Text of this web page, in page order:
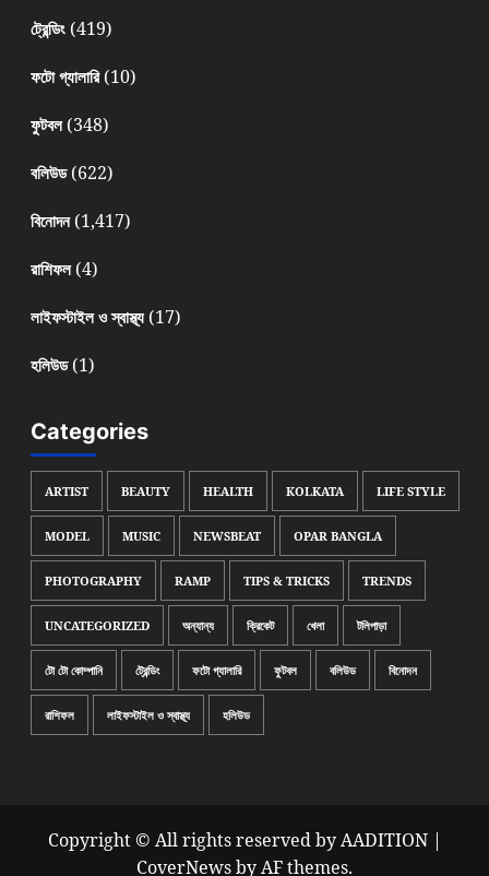
ট্রেন্ডিং(419)
ফটো গ্যালারি(10)
ফুটবল(348)
বলিউড(622)
বিনোদন(1,417)
রাশিফল(4)
লাইফস্টাইল ও স্বাস্থ্য(17)
হলিউড(1)
Categories
ARTIST BEAUTY HEALTH KOLKATA LIFE STYLE
MODEL MUSIC NEWSBEAT OPAR BANGLA
PHOTOGRAPHY RAMP TIPS & TRICKS TRENDS
UNCATEGORIZED অন্যান্য ক্রিকেট খেলা টলিপাড়া
টো টো কোম্পানি ট্রেন্ডিং ফটো গ্যালারি ফুটবল বলিউড বিনোদন
রাশিফল লাইফস্টাইল ও স্বাস্থ্য হলিউড
Copyright © All rights reserved by AADITION |
CoverNewsby AF themes.